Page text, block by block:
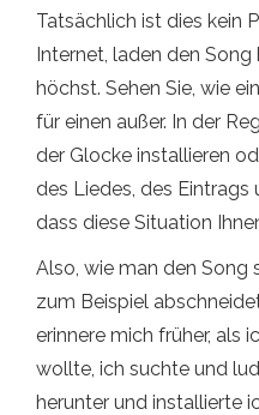
Tatsächlich ist dies kein
Internet, laden den Song
höchst. Sehen Sie, wie
für einen außer. In der
der Glocke installieren
des Liedes, des Eintrags
dass diese Situation
Also, wie man den Song
zum Beispiel
erinnere mich früher, als
wollte, ich suchte und
herunter und installierte